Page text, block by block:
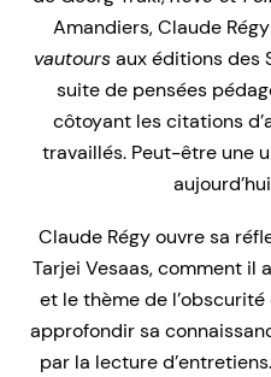
Amandiers, Claude
vautoursaux éditions des
suite de pensées
côtoyant les citations
travaillés. Peut-être une
Claude Régy ouvre sa
Tarjei Vesaas, comment il
et le thème de
approfondir sa
par la lecture